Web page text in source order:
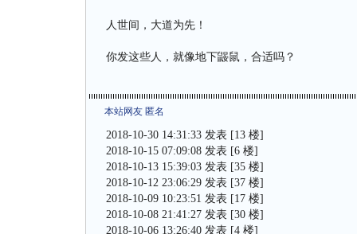
人世间，大道为先！
你发这些人，就像地下鼹鼠，合适吗？
本站网友 匿名
2018-10-30 14:31:33 发表 [13 楼]
2018-10-15 07:09:08 发表 [6 楼]
2018-10-13 15:39:03 发表 [35 楼]
2018-10-12 23:06:29 发表 [37 楼]
2018-10-09 10:23:51 发表 [17 楼]
2018-10-08 21:41:27 发表 [30 楼]
2018-10-06 13:26:40 发表 [4 楼]